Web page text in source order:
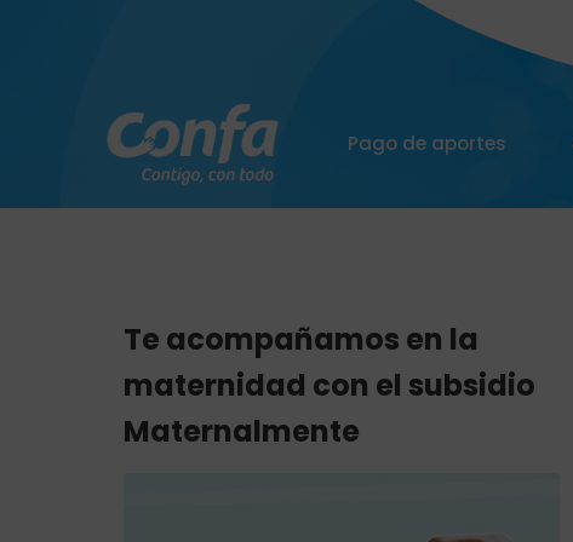
Pago de aportes
Te acompañamos en la
maternidad con el subsidio
Maternalmente